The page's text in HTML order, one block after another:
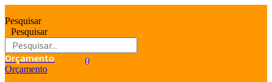
para
conteúdo
Pesquisar
Pesquisar
Orçamento 0
Orçamento
0